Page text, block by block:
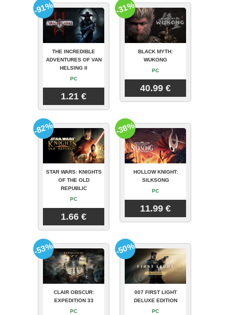
THE INCREDIBLE
ADVENTURES OF VAN
HELSING II
PC
1.21 €
-91%
BLACK MYTH:
WUKONG
PC
40.99 €
-31%
STAR WARS: KNIGHTS
OF THE OLD
REPUBLIC
PC
1.66 €
-82%
HOLLOW KNIGHT:
SILKSONG
PC
11.99 €
-38%
CLAIR OBSCUR:
EXPEDITION 33
PC
-53%
007 FIRST LIGHT
DELUXE EDITION
PC
-50%